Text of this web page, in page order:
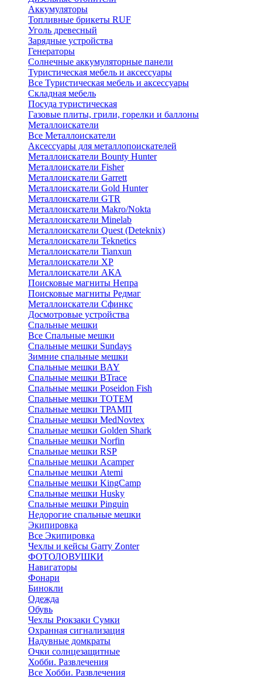
Аккумуляторы
Топливные брикеты RUF
Уголь древесный
Зарядные устройства
Генераторы
Солнечные аккумуляторные панели
Туристическая мебель и аксессуары
Все Туристическая мебель и аксессуары
Складная мебель
Посуда туристическая
Газовые плиты, грили, горелки и баллоны
Металлоискатели
Все Металлоискатели
Аксессуары для металлопоискателей
Металлоискатели Bounty Hunter
Металлоискатели Fisher
Металлоискатели Garrett
Металлоискатели Gold Hunter
Металлоискатели GTR
Металлоискатели Makro/Nokta
Металлоискатели Minelab
Металлоискатели Quest (Deteknix)
Металлоискатели Teknetics
Металлоискатели Tianxun
Металлоискатели XP
Металлоискатели АКА
Поисковые магниты Непра
Поисковые магниты Редмаг
Металлоискатели Сфинкс
Досмотровые устройства
Спальные мешки
Все Спальные мешки
Спальные мешки Sundays
Зимние спальные мешки
Спальные мешки BAY
Спальные мешки BTrace
Спальные мешки Poseidon Fish
Спальные мешки ТОТЕМ
Спальные мешки ТРАМП
Cпальные мешки MedNovtex
Спальные мешки Golden Shark
Спальные мешки Norfin
Спальные мешки RSP
Спальные мешки Acamper
Спальные мешки Atemi
Спальные мешки KingCamp
Спальные мешки Husky
Спальные мешки Pinguin
Недорогие спальные мешки
Экипировка
Все Экипировка
Чехлы и кейсы Garry Zonter
ФОТОЛОВУШКИ
Навигаторы
Фонари
Бинокли
Одежда
Обувь
Чехлы Рюкзаки Сумки
Охранная сигнализация
Надувные домкраты
Очки солнцезащитные
Хобби. Развлечения
Все Хобби. Развлечения